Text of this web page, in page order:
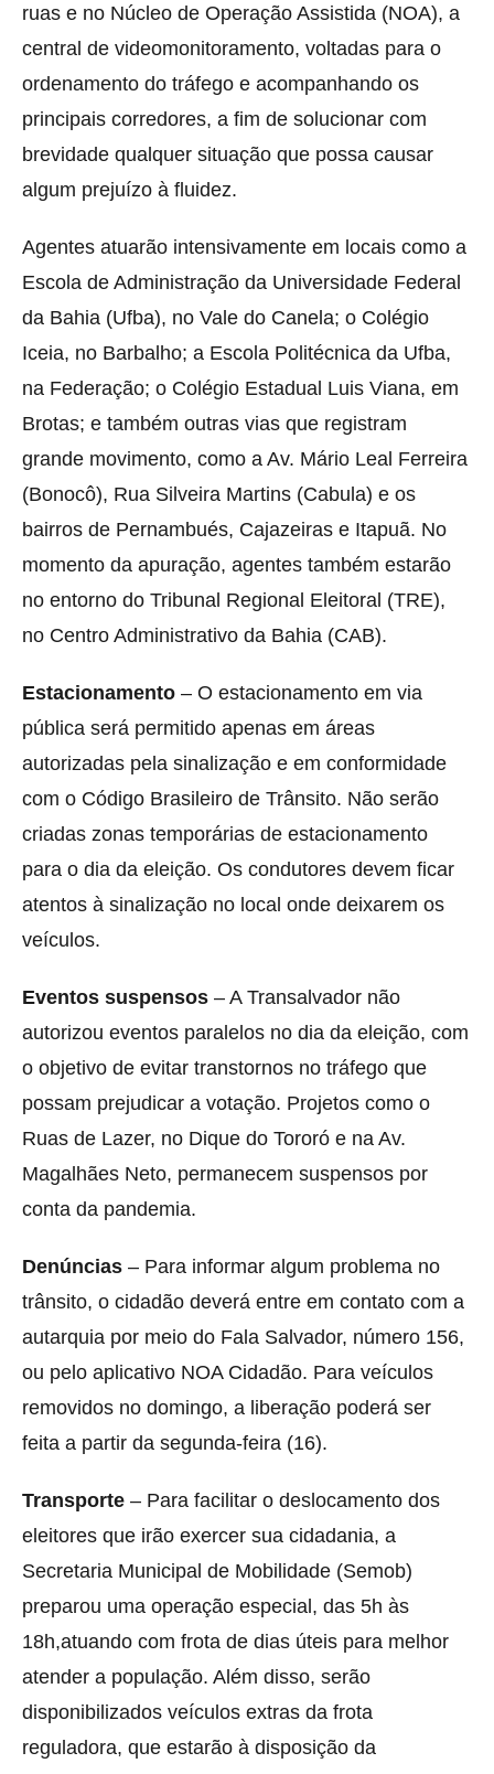
ruas e no Núcleo de Operação Assistida (NOA), a
central de videomonitoramento, voltadas para o
ordenamento do tráfego e acompanhando os
principais corredores, a fim de solucionar com
brevidade qualquer situação que possa causar
algum prejuízo à fluidez.
Agentes atuarão intensivamente em locais como a
Escola de Administração da Universidade Federal
da Bahia (Ufba), no Vale do Canela; o Colégio
Iceia, no Barbalho; a Escola Politécnica da Ufba,
na Federação; o Colégio Estadual Luis Viana, em
Brotas; e também outras vias que registram
grande movimento, como a Av. Mário Leal Ferreira
(Bonocô), Rua Silveira Martins (Cabula) e os
bairros de Pernambués, Cajazeiras e Itapuã. No
momento da apuração, agentes também estarão
no entorno do Tribunal Regional Eleitoral (TRE),
no Centro Administrativo da Bahia (CAB).
Estacionamento – O estacionamento em via
pública será permitido apenas em áreas
autorizadas pela sinalização e em conformidade
com o Código Brasileiro de Trânsito. Não serão
criadas zonas temporárias de estacionamento
para o dia da eleição. Os condutores devem ficar
atentos à sinalização no local onde deixarem os
veículos.
Eventos suspensos – A Transalvador não
autorizou eventos paralelos no dia da eleição, com
o objetivo de evitar transtornos no tráfego que
possam prejudicar a votação. Projetos como o
Ruas de Lazer, no Dique do Tororó e na Av.
Magalhães Neto, permanecem suspensos por
conta da pandemia.
Denúncias – Para informar algum problema no
trânsito, o cidadão deverá entre em contato com a
autarquia por meio do Fala Salvador, número 156,
ou pelo aplicativo NOA Cidadão. Para veículos
removidos no domingo, a liberação poderá ser
feita a partir da segunda-feira (16).
Transporte – Para facilitar o deslocamento dos
eleitores que irão exercer sua cidadania, a
Secretaria Municipal de Mobilidade (Semob)
preparou uma operação especial, das 5h às
18h,atuando com frota de dias úteis para melhor
atender a população. Além disso, serão
disponibilizados veículos extras da frota
reguladora, que estarão à disposição da